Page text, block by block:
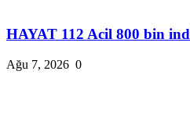
HAYAT 112 Acil 800 bin
Ağu 7, 2026 0